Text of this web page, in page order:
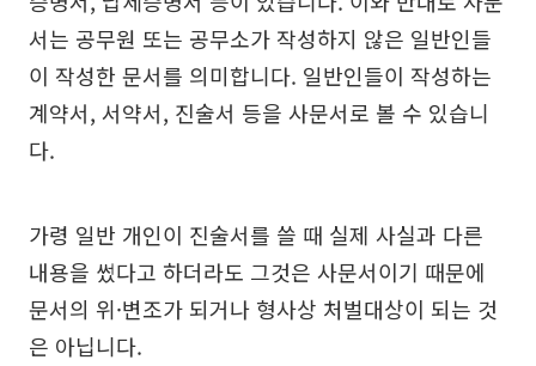
서는 공무원 또는 공무소가 작성하지 않은 일반인들
이 작성한 문서를 의미합니다. 일반인들이 작성하는
계약서, 서약서, 진술서 등을 사문서로 볼 수 있습니
다.
가령 일반 개인이 진술서를 쓸 때 실제 사실과 다른
내용을 썼다고 하더라도 그것은 사문서이기 때문에
문서의 위·변조가 되거나 형사상 처벌대상이 되는 것
은 아닙니다.